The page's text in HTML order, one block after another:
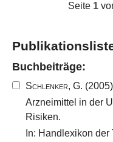
Seite 1
Buchbeiträge:
Schlenker, G.
Arzneimittel in der
Risiken.
In: Handlexikon